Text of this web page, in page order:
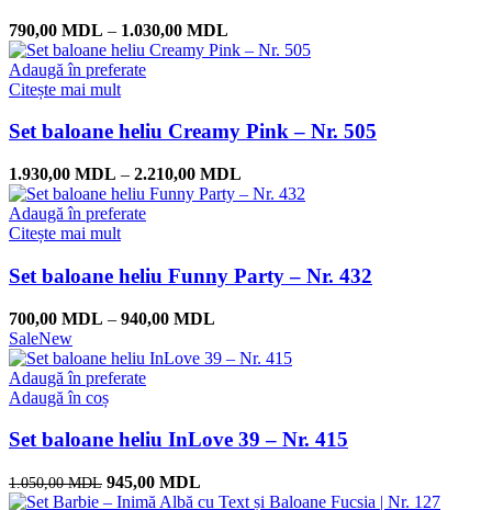
790,00 MDL – 1.030,00 MDL
Adaugă în preferate
Citește mai mult
Set baloane heliu Creamy Pink – Nr. 505
1.930,00 MDL – 2.210,00 MDL
Adaugă în preferate
Citește mai mult
Set baloane heliu Funny Party – Nr. 432
700,00 MDL – 940,00 MDL
SaleNew
Adaugă în preferate
Adaugă în coș
Set baloane heliu InLove 39 – Nr. 415
1.050,00MDL 945,00 MDL